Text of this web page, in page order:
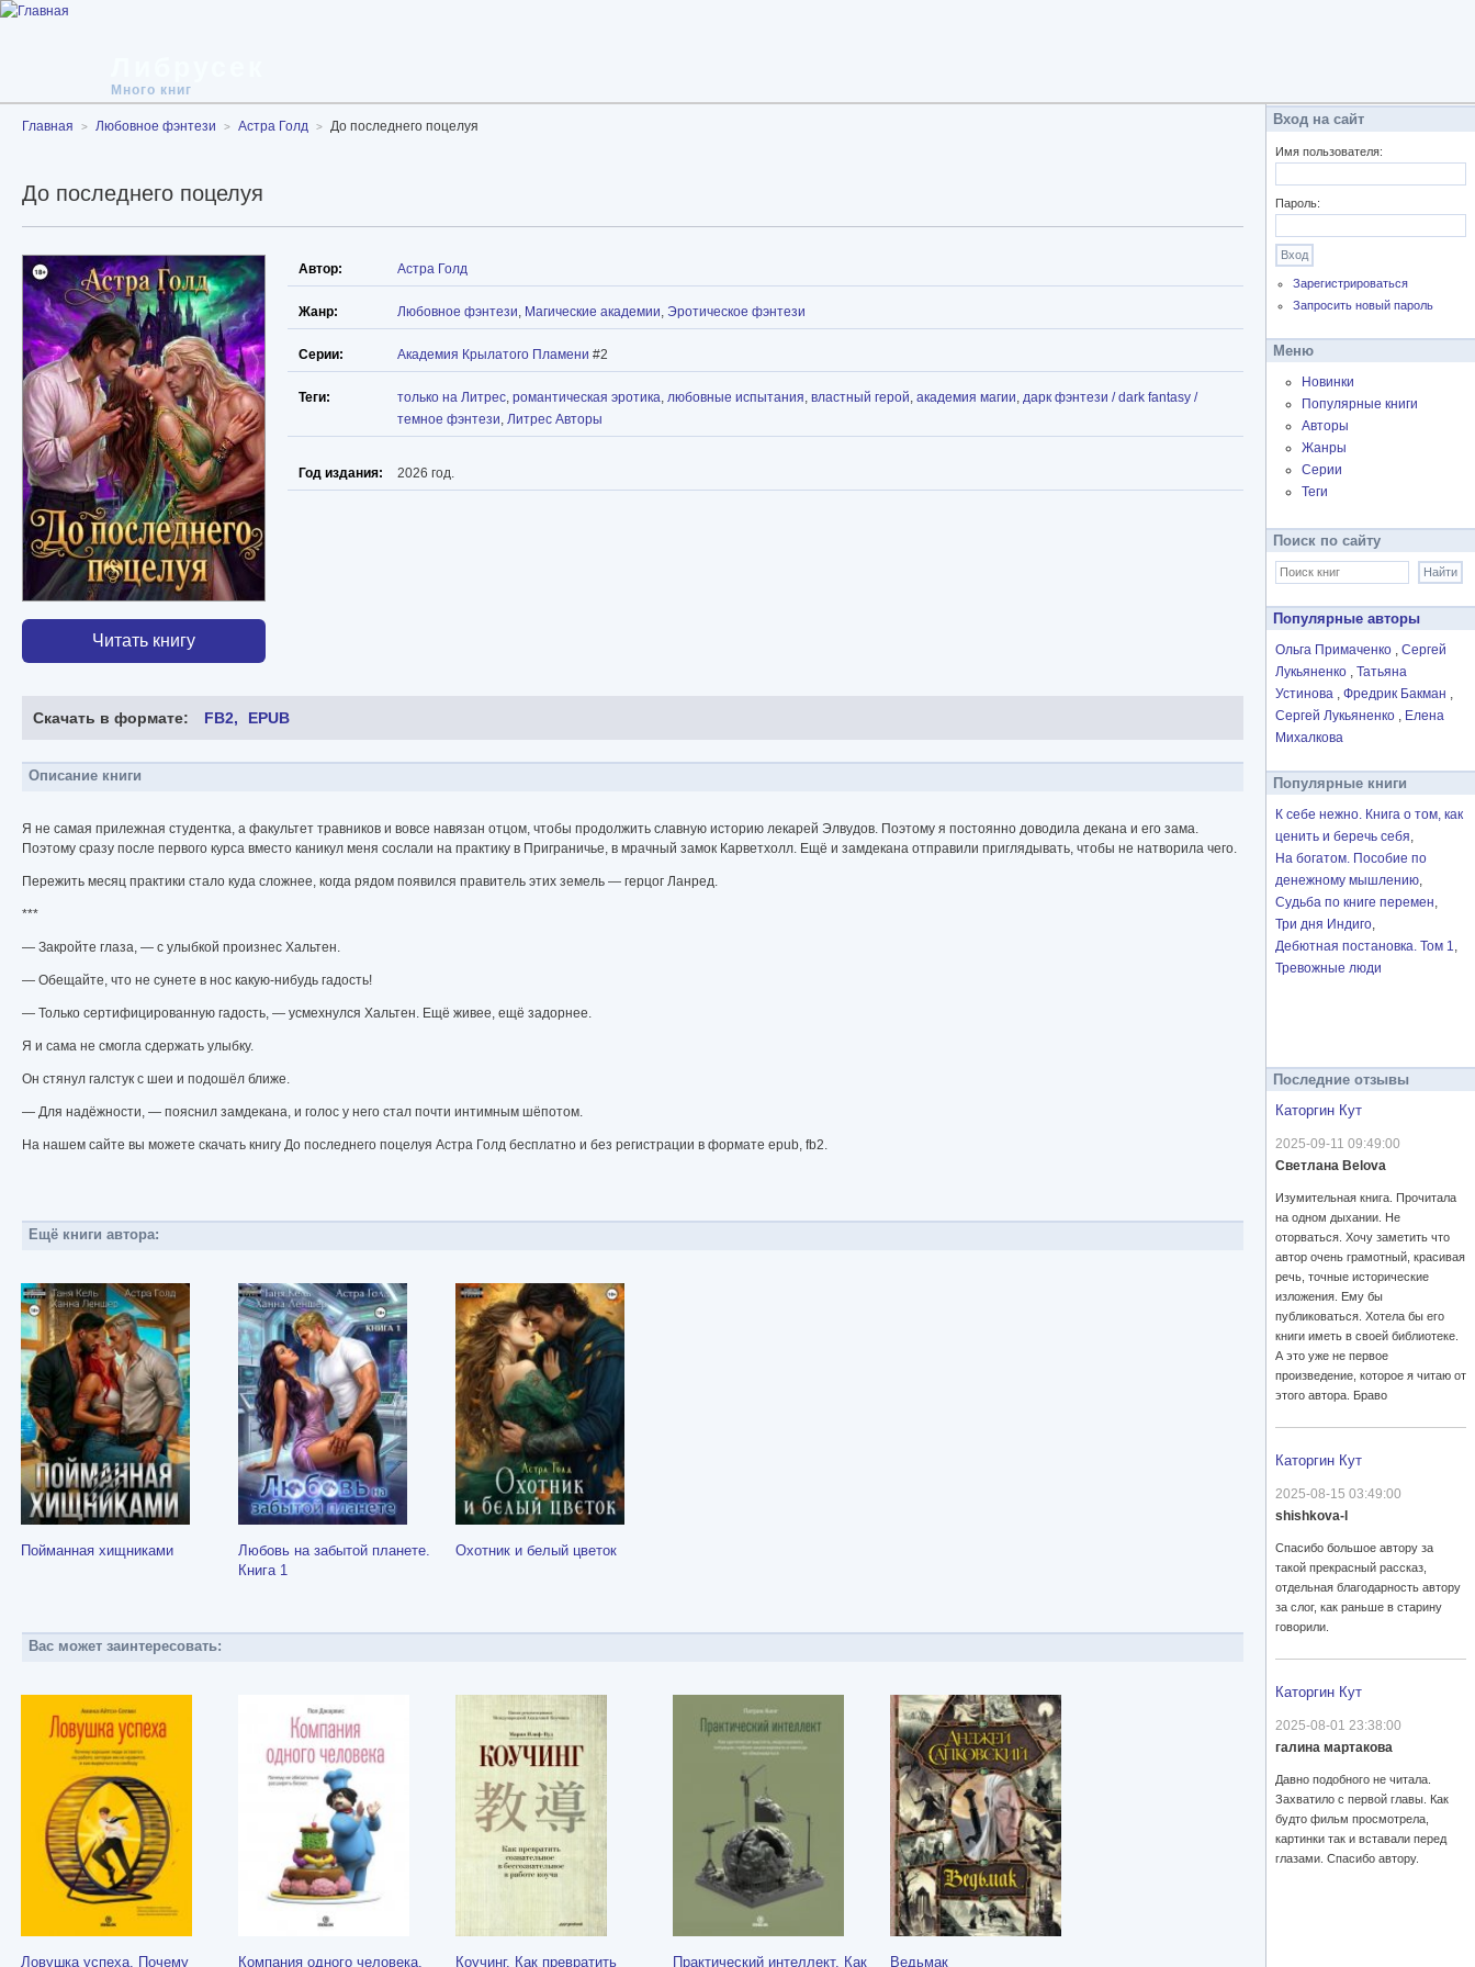
Много книг
Главная Любовное фэнтези Астра Голд До последнего поцелуя
До последнего поцелуя
Читать книгу
Автор: Астра Голд
Жанр: Любовное фэнтези, Магические академии, Эротическое фэнтези
Серии: Академия Крылатого Пламени #2
Теги: только на Литрес, романтическая эротика, любовные испытания, властный герой, академия магии, дарк фэнтези / dark fantasy /
темное фэнтези, Литрес Авторы
Год издания: 2026 год.
Скачать в формате: FB2 EPUB
Описание книги
Я не самая прилежная студентка, а факультет травников и вовсе навязан отцом, чтобы продолжить славную историю лекарей Элвудов. Поэтому я постоянно доводила декана и его зама.
Поэтому сразу после первого курса вместо каникул меня сослали на практику в Приграничье, в мрачный замок Карветхолл. Ещё и замдекана отправили приглядывать, чтобы не натворила чего.
Пережить месяц практики стало куда сложнее, когда рядом появился правитель этих земель — герцог Ланред.
***
— Закройте глаза, — с улыбкой произнес Хальтен.
— Обещайте, что не сунете в нос какую-нибудь гадость!
— Только сертифицированную гадость, — усмехнулся Хальтен. Ещё живее, ещё задорнее.
Я и сама не смогла сдержать улыбку.
Он стянул галстук с шеи и подошёл ближе.
— Для надёжности, — пояснил замдекана, и голос у него стал почти интимным шёпотом.
На нашем сайте вы можете скачать книгу До последнего поцелуя Астра Голд бесплатно и без регистрации в формате epub, fb2.
Ещё книги автора:
Пойманная хищниками
Любовь на забытой планете.
Книга 1
Охотник и белый цветок
Вас может заинтересовать:
Ловушка успеха. Почему Компания одного человека. Коучинг. Как превратить Практический интеллект. Как Ведьмак
Вход на сайт
Имя пользователя:
Пароль:
Зарегистрироваться
Запросить новый пароль
Меню
Новинки
Популярные книги
Авторы
Жанры
Серии
Теги
Поиск по сайту
Популярные авторы
Ольга Примаченко
Сергей
Лукьяненко
Татьяна
Устинова
Фредрик Бакман
Сергей Лукьяненко
Елена
Михалкова
Популярные книги
К себе нежно. Книга о том, как
ценить и беречь себя
На богатом. Пособие по
денежному мышлению
Судьба по книге перемен
Три дня Индиго
Дебютная постановка. Том 1
Тревожные люди
Последние отзывы
Каторгин Кут
2025-09-11 09:49:00
Светлана Belova
Изумительная книга. Прочитала
на одном дыхании. Не
оторваться. Хочу заметить что
автор очень грамотный, красивая
речь, точные исторические
изложения. Ему бы
публиковаться. Хотела бы его
книги иметь в своей библиотеке.
А это уже не первое
произведение, которое я читаю от
этого автора. Браво
Каторгин Кут
2025-08-15 03:49:00
shishkova-l
Спасибо большое автору за
такой прекрасный рассказ,
отдельная благодарность автору
за слог, как раньше в старину
говорили.
Каторгин Кут
2025-08-01 23:38:00
галина мартакова
Давно подобного не читала.
Захватило с первой главы. Как
будто фильм просмотрела,
картинки так и вставали перед
глазами. Спасибо автору.